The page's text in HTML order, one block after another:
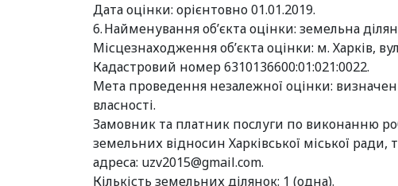
Дата оцінки: орієнтовно 01.01.2019.
6. Найменування об’єкта оцінки: земельна
Місцезнаходження об’єкта оцінки: м. Харків,
Кадастровий номер 6310136600:01:021:0022.
Мета проведення незалежної оцінки:
власності.
Замовник та платник послуги по виконанню
земельних відносин Харківської міської ради,
адреса: uzv2015@gmail.com.
Кількість земельних ділянок: 1 (одна).